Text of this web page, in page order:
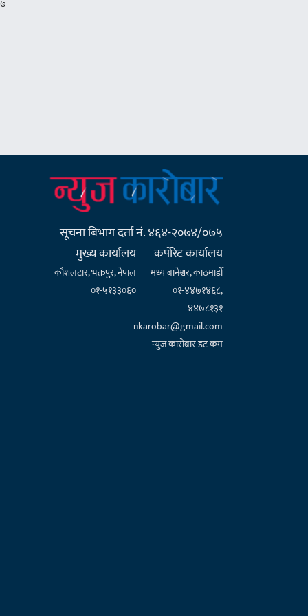
सूचना बिभाग दर्ता नं. ४६४-२०७४/०७५
मुख्य कार्यालय
कौशलटार, भक्तपुर, नेपाल
०१-५१३३०६०
कर्पाेरेट कार्यालय
मध्य बानेश्वर, काठमाडौँ
०१-४४७१४६८,
४४७८१३१
nkarobar@gmail.com
न्युज कारोबार डट कम